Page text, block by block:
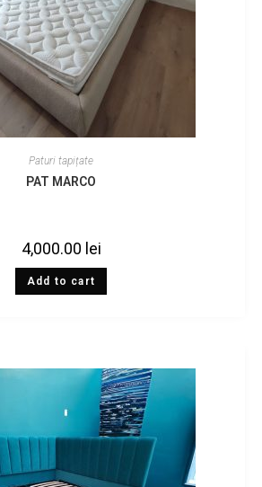
Paturi tapițate
PAT MARCO
4,000.00 lei
Add to cart